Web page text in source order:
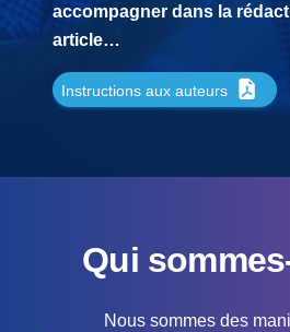
accompagner dans la
article…
Instructions aux auteurs
Qui
Nous sommes des